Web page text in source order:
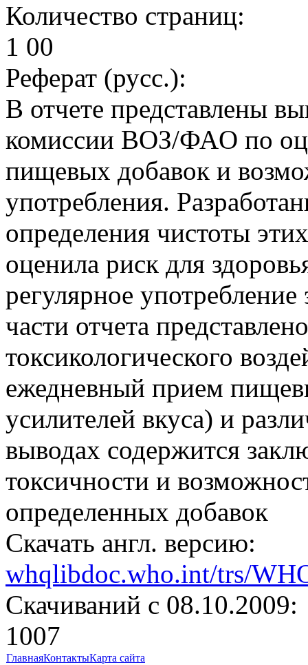
Количество страниц:
1 00
Реферат (русс.):
В отчете представлены
комиссии ВОЗ/ФАO по
пищевых добавок и
употребления.
определения чистоты
оценила риск для
регулярное
части отчета
токсикологического
ежедневный прием
усилителей вкуса) и
выводах содержится
токсичности и
определенных добавок
Скачать англ. версию:
whqlibdoc.who.int/trs/
Cкачиваний с 08.10.2009:
1007
ГлавнаяКонтактыКарта сайта